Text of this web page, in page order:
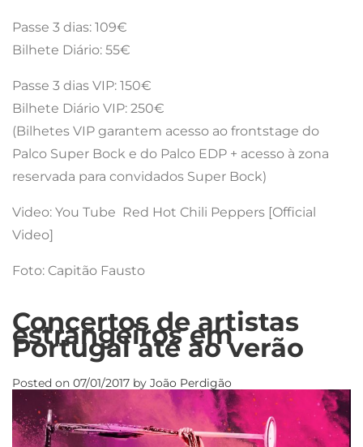
Passe 3 dias: 109€
Bilhete Diário: 55€
Passe 3 dias VIP: 150€
Bilhete Diário VIP: 250€
(Bilhetes VIP garantem acesso ao frontstage do
Palco Super Bock e do Palco EDP + acesso à zona
reservada para convidados Super Bock)
Video: You Tube Red Hot Chili Peppers [Official
Video]
Foto: Capitão Fausto
Concertos de artistas
estrangeiros em
Portugal até ao verão
Posted on 07/01/2017 by João Perdigão